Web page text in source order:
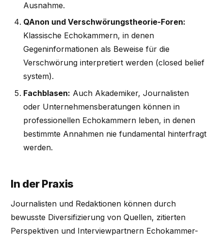
Ausnahme.
QAnon und Verschwörungstheorie-Foren:
Klassische Echokammern, in denen
Gegeninformationen als Beweise für die
Verschwörung interpretiert werden (closed belief
system).
Fachblasen: Auch Akademiker, Journalisten
oder Unternehmensberatungen können in
professionellen Echokammern leben, in denen
bestimmte Annahmen nie fundamental hinterfragt
werden.
In der Praxis
Journalisten und Redaktionen können durch
bewusste Diversifizierung von Quellen, zitierten
Perspektiven und Interviewpartnern Echokammer-